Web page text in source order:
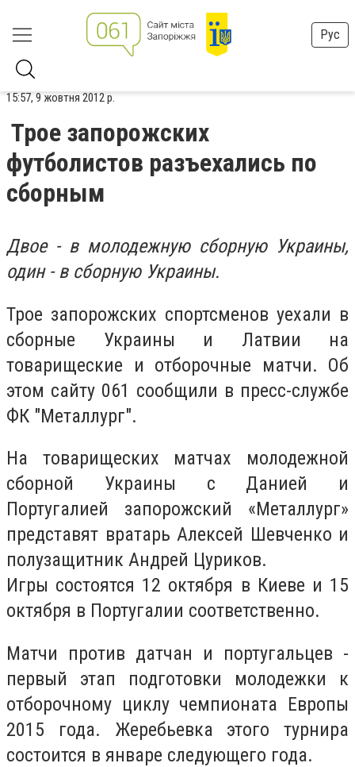
Рус
15:57, 9 жовтня 2012 р.
Трое запорожских
футболистов разъехались по
сборным
Двое - в молодежную сборную Украины,
один - в сборную Украины.
Трое запорожских спортсменов уехали в
сборные Украины и Латвии на
товарищеские и отборочные матчи. Об
этом сайту 061 сообщили в пресс-службе
ФК "Металлург".
На товарищеских матчах молодежной
сборной Украины с Данией и
Португалией запорожский «Металлург»
представят вратарь Алексей Шевченко и
полузащитник Андрей Цуриков.
Игры состоятся 12 октября в Киеве и 15
октября в Португалии соответственно.
Матчи против датчан и португальцев -
первый этап подготовки молодежки к
отборочному циклу чемпионата Европы
2015 года. Жеребьевка этого турнира
состоится в январе следующего года.